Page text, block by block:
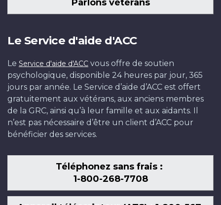
Parlons vétérans
Le Service d'aide d'ACC
Le Service d'aide d'ACC vous offre de soutien
psychologique, disponible 24 heures par jour, 365
jours par année. Le Service d’aide d’ACC est offert
gratuitement aux vétérans, aux anciens membres
de la GRC, ainsi qu’à leur famille et aux aidants. Il
n’est pas nécessaire d’être un client d’ACC pour
bénéficier des services.
Téléphonez sans frais :
1-800-268-7708